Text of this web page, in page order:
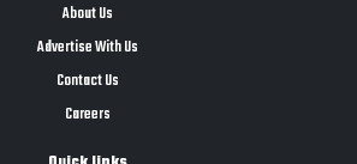
About Us
Advertise With Us
Contact Us
Careers